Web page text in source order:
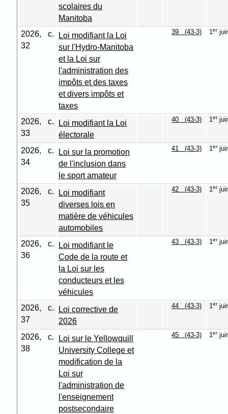
scolaires du
Manitoba
2026, c.
32
Loi modifiant la Loi
sur l'Hydro-Manitoba
et la Loi sur
l'administration des
impôts et des taxes
et divers impôts et
taxes
39 (43-3) 1er
2026, c.
33
Loi modifiant la Loi
électorale
40 (43-3) 1er
2026, c.
34
Loi sur la promotion
de l'inclusion dans
le sport amateur
41 (43-3) 1er
2026, c.
35
Loi modifiant
diverses lois en
matière de véhicules
automobiles
42 (43-3) 1er
2026, c.
36
Loi modifiant le
Code de la route et
la Loi sur les
conducteurs et les
véhicules
43 (43-3) 1er
2026, c.
37
Loi corrective de
2026
44 (43-3) 1er
2026, c.
38
Loi sur le Yellowquill
University College et
modification de la
Loi sur
l'administration de
l'enseignement
postsecondaire
45 (43-3) 1er